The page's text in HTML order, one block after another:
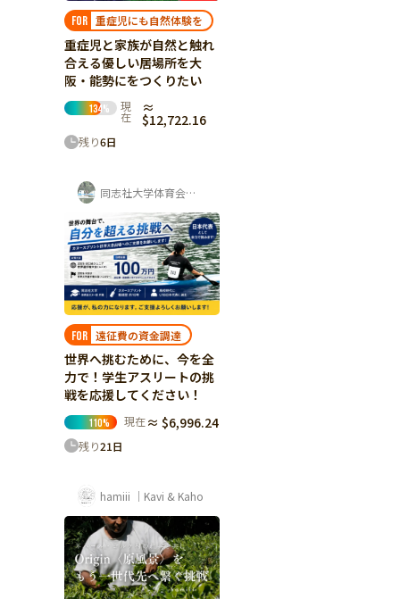
FOR 重症児にも自然体験を
重症児と家族が自然と触れ
合える優しい居場所を大
阪・能勢にをつくりたい
134% 現
在
≈
$12,722.16
残り6日
同志社大学体育会カヌー部 寺岡夏鈴
FOR 遠征費の資金調達
世界へ挑むために、今を全
力で！学生アスリートの挑
戦を応援してください！
110% 現在 ≈ $6,996.24
残り21日
hamiii ｜Kavi & Kaho